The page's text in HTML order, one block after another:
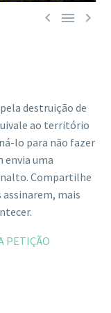
  
destruição de
ao território
lo para não fazer
envia uma
Compartilhe
assinarem, mais
PETIÇÃO